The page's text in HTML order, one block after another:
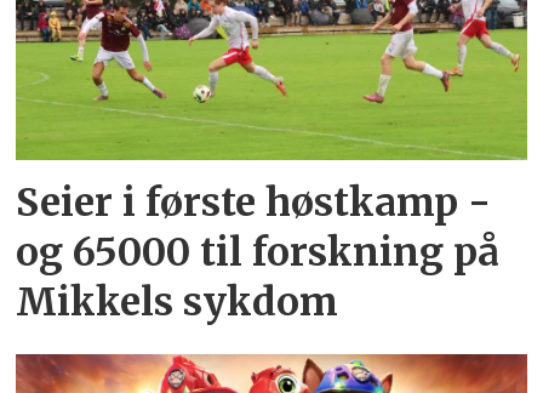
Seier i første høstkamp -
og 65000 til forskning på
Mikkels sykdom